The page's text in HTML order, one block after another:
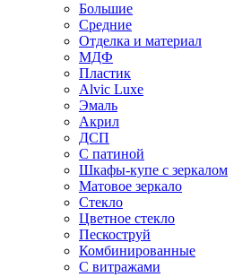
Большие
Средние
Отделка и материал
МДФ
Пластик
Alvic Luxe
Эмаль
Акрил
ДСП
С патиной
Шкафы-купе с зеркалом
Матовое зеркало
Стекло
Цветное стекло
Пескоструй
Комбинированные
С витражами